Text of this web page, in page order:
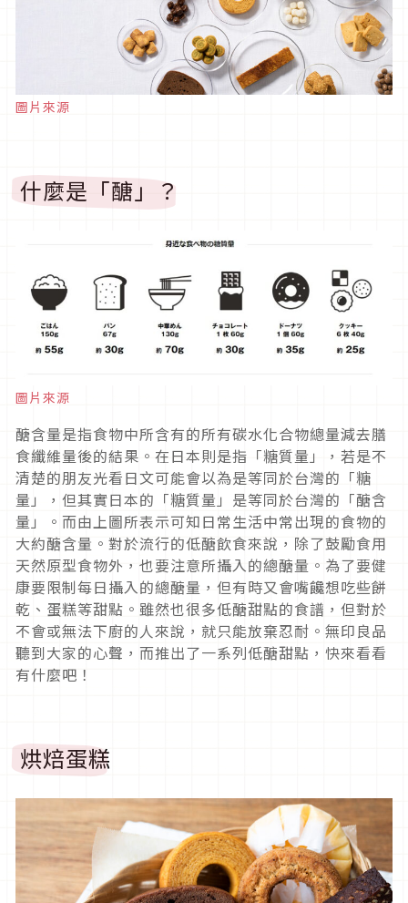
圖片來源
什麼是「醣」？
圖片來源
醣含量是指食物中所含有的所有碳水化合物總量減去膳
食纖維量後的結果。在日本則是指「糖質量」，若是不
清楚的朋友光看日文可能會以為是等同於台灣的「糖
量」，但其實日本的「糖質量」是等同於台灣的「醣含
量」。而由上圖所表示可知日常生活中常出現的食物的
大約醣含量。對於流行的低醣飲食來說，除了鼓勵食用
天然原型食物外，也要注意所攝入的總醣量。為了要健
康要限制每日攝入的總醣量，但有時又會嘴饞想吃些餅
乾、蛋糕等甜點。雖然也很多低醣甜點的食譜，但對於
不會或無法下廚的人來說，就只能放棄忍耐。無印良品
聽到大家的心聲，而推出了一系列低醣甜點，快來看看
有什麼吧！
烘焙蛋糕